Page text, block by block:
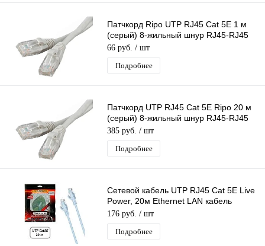
Патчкорд Ripo UTP RJ45 Cat 5E 1 м
(серый) 8-жильный шнур RJ45-RJ45
д/соединения сетевых устройств
66 руб. / шт
Подробнее
Патчкорд UTP RJ45 Cat 5E Ripo 20 м
(серый) 8-жильный шнур RJ45-RJ45
для соединения сетевых устройств
385 руб. / шт
Подробнее
Сетевой кабель UTP RJ45 Cat 5E Live
Power, 20м Ethernet LAN кабель
патчкорд 8-жильный шнур RJ45-RJ45
176 руб. / шт
Подробнее